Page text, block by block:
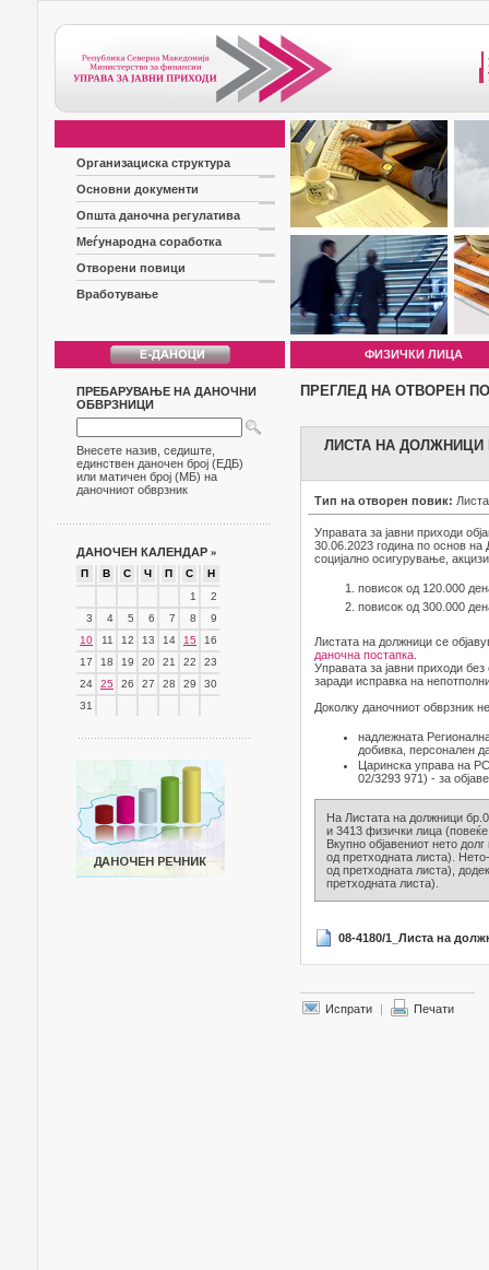
Организациска структура
Основни документи
Општа даночна регулатива
Меѓународна соработка
Отворени повици
Вработување
ФИЗИЧКИ ЛИЦА
ПРЕБАРУВАЊЕ НА ДАНОЧНИ
ОБВРЗНИЦИ
Внесете назив, седиште,
единствен даночен број (ЕДБ)
или матичен број (МБ) на
даночниот обврзник
ДАНОЧЕН КАЛЕНДАР »
П В С Ч П С
Н
1
2
3
4 5 6 7 8
9
10
11 12 13 14 15
16
17
18 19 20 21 22
23
24
25 26 27 28 29
30
31
ПРЕГЛЕД НА ОТВОРЕН
ЛИСТА НА ДОЛЖНИЦИ
Тип на отворен повик:
Управата за јавни приходи
30.06.2023 година по основ
социјално осигурување,
повисок од 120.000
повисок од 300.000
Листата на должници се
даночна постапка
Управата за јавни приходи
заради исправка на
Доколку даночниот обврзник
надлежната
добивка, персонален
Царинска управа на
02/3293 971) - за
На Листата на должници
и 3413 физички лица
Вкупно објавениот нето
од претходната листа).
од претходната листа),
претходната листа).
08-4180/1_Листа на
Испрати | Печати